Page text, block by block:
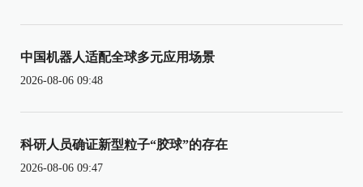
中国机器人适配全球多元应用场景
2026-08-06 09:48
科研人员确证新型粒子“胶球”的存在
2026-08-06 09:47